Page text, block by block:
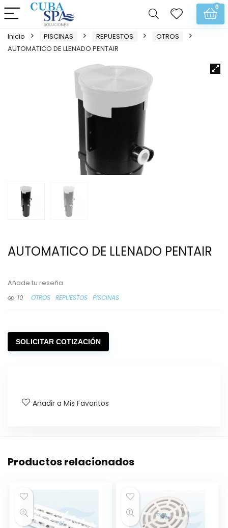
0
Inicio PISCINAS REPUESTOS
OTROS
AUTOMATICO DE LLENADO PENTAIR
AUTOMATICO DE LLENADO PENTAIR
Añade tu reseña
10
OTROS REPUESTOS PISCINAS
SOLICITAR COTIZACIÓN
Añadir a Mis Favoritos
Productos relacionados